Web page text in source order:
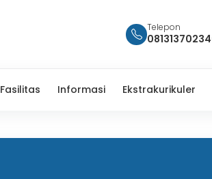
Telepon
Fasilitas Informasi Ekstrakurikuler